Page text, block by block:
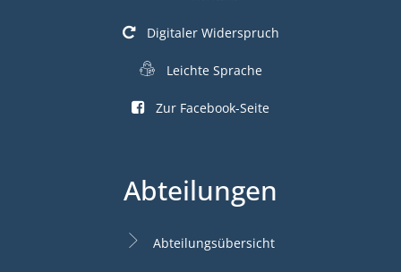
Digitaler Widerspruch
Leichte Sprache
Zur Facebook-Seite
Abteilungen
Abteilungsübersicht